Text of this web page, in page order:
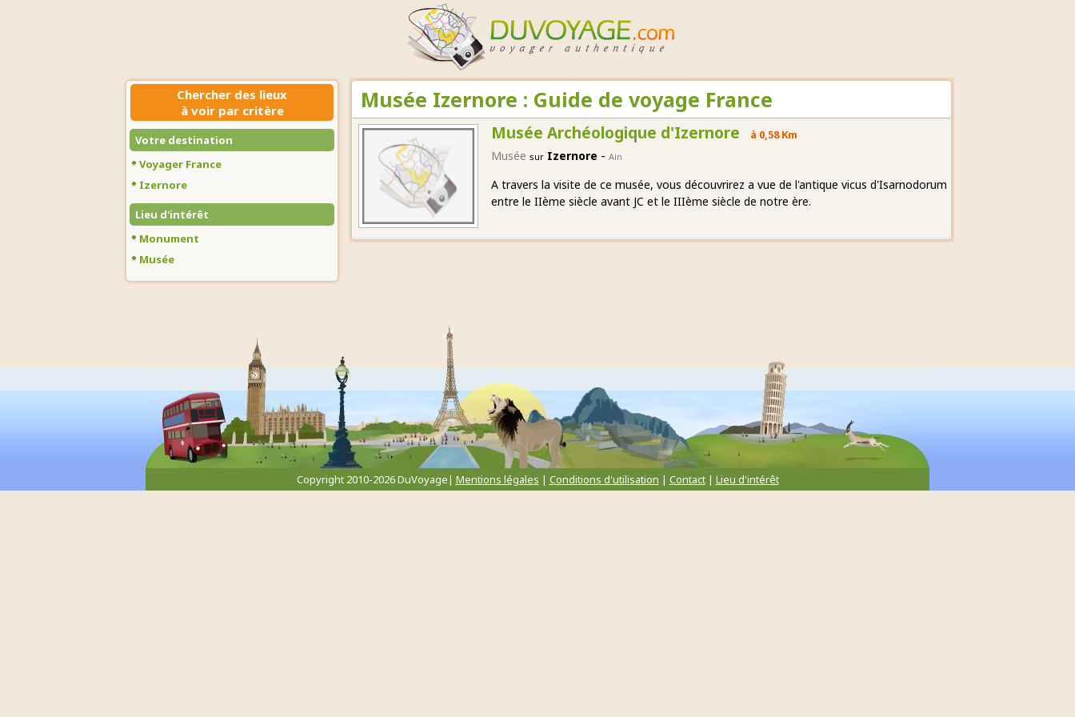
Chercher des lieux
à voir par critère
Votre destination
Voyager France
Izernore
Lieu d'intérêt
Monument
Musée
Musée Izernore : Guide de voyage France
Musée Archéologique d'Izernore à 0,58 Km
Musée sur Izernore - Ain
A travers la visite de ce musée, vous découvrirez a vue de l'antique vicus d'Isarnodorum
entre le IIème siècle avant JC et le IIIème siècle de notre ère.
Copyright 2010-2026 DuVoyage| Mentions légales | Conditions d'utilisation | Contact| Lieu d'intérêt